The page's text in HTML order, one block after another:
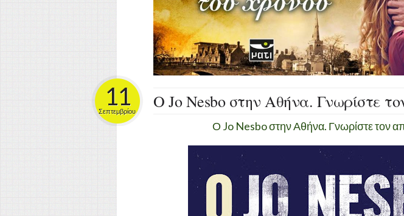
Ο Jo Nesbo στην Αθήνα. Γνωρίστε
11
Σεπτεμβρίου
Ο Jo Nesbo στην Αθήνα. Γνωρίστε τον